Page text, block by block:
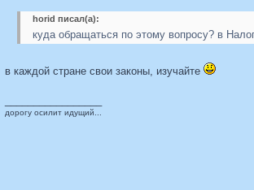
horid писал(а):
куда обращаться по этому вопросу? в
в каждой стране свои законы, изучайте
дорогу осилит идущий...